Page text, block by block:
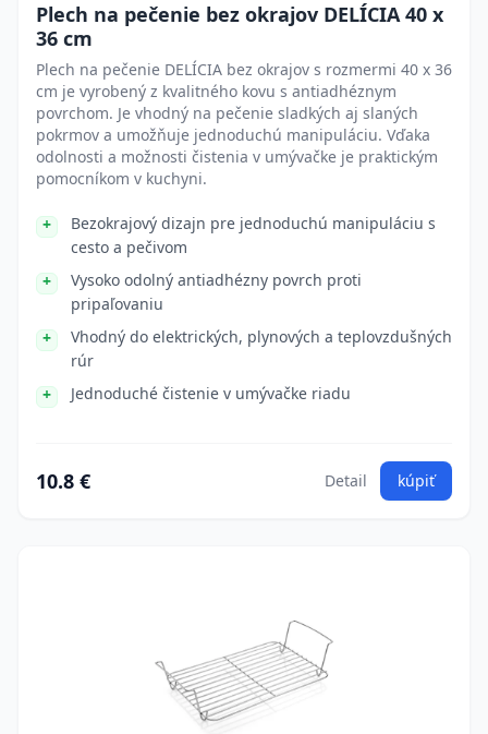
Plech na pečenie bez okrajov DELÍCIA 40 x
36 cm
Plech na pečenie DELÍCIA bez okrajov s rozmermi 40 x 36
cm je vyrobený z kvalitného kovu s antiadhéznym
povrchom. Je vhodný na pečenie sladkých aj slaných
pokrmov a umožňuje jednoduchú manipuláciu. Vďaka
odolnosti a možnosti čistenia v umývačke je praktickým
pomocníkom v kuchyni.
Bezokrajový dizajn pre jednoduchú manipuláciu s
cesto a pečivom
Vysoko odolný antiadhézny povrch proti
pripaľovaniu
Vhodný do elektrických, plynových a teplovzdušných
rúr
Jednoduché čistenie v umývačke riadu
10.8 € Detail kúpiť